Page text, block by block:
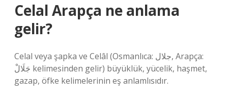
Celal Arapça ne anlama
gelir?
Celal veya şapka ve Celâl (Osmanlıca: جلال‎, Arapça:
جَلَالْ‎ kelimesinden gelir) büyüklük, yücelik, haşmet,
gazap, öfke kelimelerinin eş anlamlısıdır.